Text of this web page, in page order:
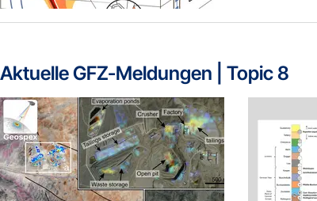
Aktuelle GFZ-Meldungen | Topic 8